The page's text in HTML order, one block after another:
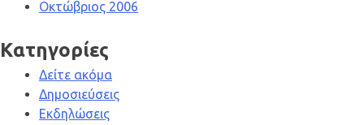
Οκτώβριος 2006
Kατηγορίες
Δείτε ακόμα
Δημοσιεύσεις
Εκδηλώσεις